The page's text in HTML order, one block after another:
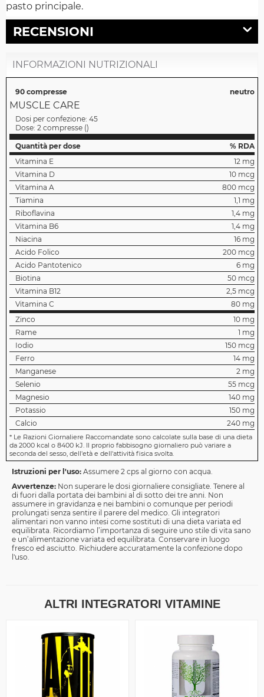
pasto principale.
RECENSIONI
INFORMAZIONI NUTRIZIONALI
90 compresse neutro
MUSCLE CARE
Dosi per confezione: 45
Dose: 2 compresse ()
Quantità per dose
% RDA
Vitamina E
12 mg
Vitamina D
10 mcg
Vitamina A
800 mcg
Tiamina
1,1 mg
Riboflavina
1,4 mg
Vitamina B6
1,4 mg
Niacina
16 mg
Acido Folico
200 mcg
Acido Pantotenico
6 mg
Biotina
50 mcg
Vitamina B12
2,5 mcg
Vitamina C
80 mg
Zinco
10 mg
Rame
1 mg
Iodio
150 mcg
Ferro
14 mg
Manganese
2 mg
Selenio
55 mcg
Magnesio
140 mg
Potassio
150 mg
Calcio
240 mg
* Le Razioni Giornaliere Raccomandate sono calcolate sulla base di una dieta
da 2000 kcal o 8400 kJ. Il proprio fabbisogno giornaliero può variare a
seconda del sesso, dell'età e dell'attività fisica svolta.
Istruzioni per l'uso: Assumere 2 cps al giorno con acqua.
Avvertenze: Non superare le dosi giornaliere consigliate. Tenere al
di fuori dalla portata dei bambini al di sotto dei tre anni. Non
assumere in gravidanza e nei bambini o comunque per periodi
prolungati senza sentire il parere del medico. Gli integratori
alimentari non vanno intesi come sostituti di una dieta variata ed
equilibrata. Ricordiamo l’importanza di seguire uno stile di vita sano
e un’alimentazione variata ed equilibrata. Conservare in luogo
fresco ed asciutto. Richiudere accuratamente la confezione dopo
l'uso.
ALTRI INTEGRATORI VITAMINE